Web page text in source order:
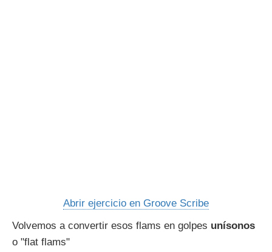
Abrir ejercicio en Groove Scribe
Volvemos a convertir esos flams en golpes unísonos
o "flat flams"